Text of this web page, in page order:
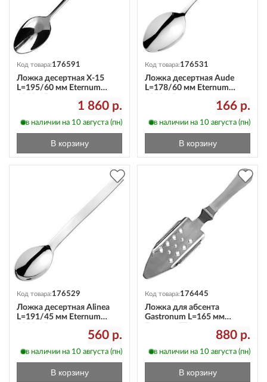
Код товара:176591
Ложка десертная X-15
L=195/60 мм Eternum
1 860 р.
в наличии на 10 августа (пн)
В корзину
Код товара:176531
Ложка десертная Aude
L=178/60 мм Eternum
166 р.
в наличии на 10 августа (пн)
В корзину
Код товара:176529
Ложка десертная Alinea
L=191/45 мм Eternum
560 р.
в наличии на 10 августа (пн)
В корзину
Код товара:176445
Ложка для абсента
Gastronum L=165 мм
880 р.
в наличии на 10 августа (пн)
В корзину